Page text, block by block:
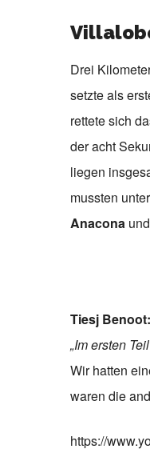
Drei
setzte als
rettete sich
der acht
liegen
mussten
Anacona und
Tiesj Benoot:
„Im ersten
Wir hatten
waren die
https://